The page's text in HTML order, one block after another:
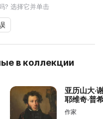
? 选择它并单击
в коллекции
亚历山大·
耶维奇·普
作家